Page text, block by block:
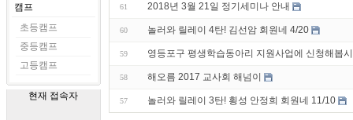
캠프
초등캠프
중등캠프
고등캠프
현재 접속자
61 2018년 3월 21일 정기세미나 안내
60 놀러와 릴레이 4탄! 김선암 회원네 4/20
59 영등포구 평생학습동아리 지원사업에 신청해봅
58 해오름 2017 교사회 해넘이
57 놀러와 릴레이 3탄! 횡성 안정희 회원네 11/10